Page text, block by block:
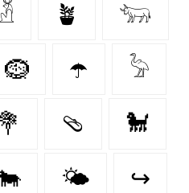
𓁳 🪴 𓃓
🪹 ☂️ 𓅦
💐 🩴 🐩
🌤️ ↪